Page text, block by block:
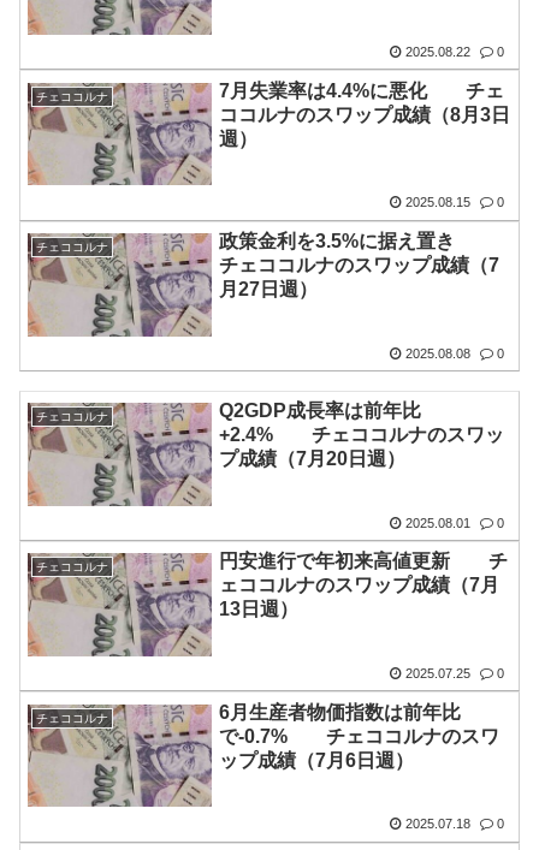
2025.08.22 0
チェココルナ
7月失業率は4.4%に悪化 チェ
ココルナのスワップ成績（8月3日
週）
2025.08.15 0
チェココルナ
政策金利を3.5%に据え置き
チェココルナのスワップ成績（7
月27日週）
2025.08.08 0
チェココルナ
Q2GDP成長率は前年比
+2.4% チェココルナのスワッ
プ成績（7月20日週）
2025.08.01 0
チェココルナ
円安進行で年初来高値更新 チ
ェココルナのスワップ成績（7月
13日週）
2025.07.25 0
チェココルナ
6月生産者物価指数は前年比
で-0.7% チェココルナのスワ
ップ成績（7月6日週）
2025.07.18 0